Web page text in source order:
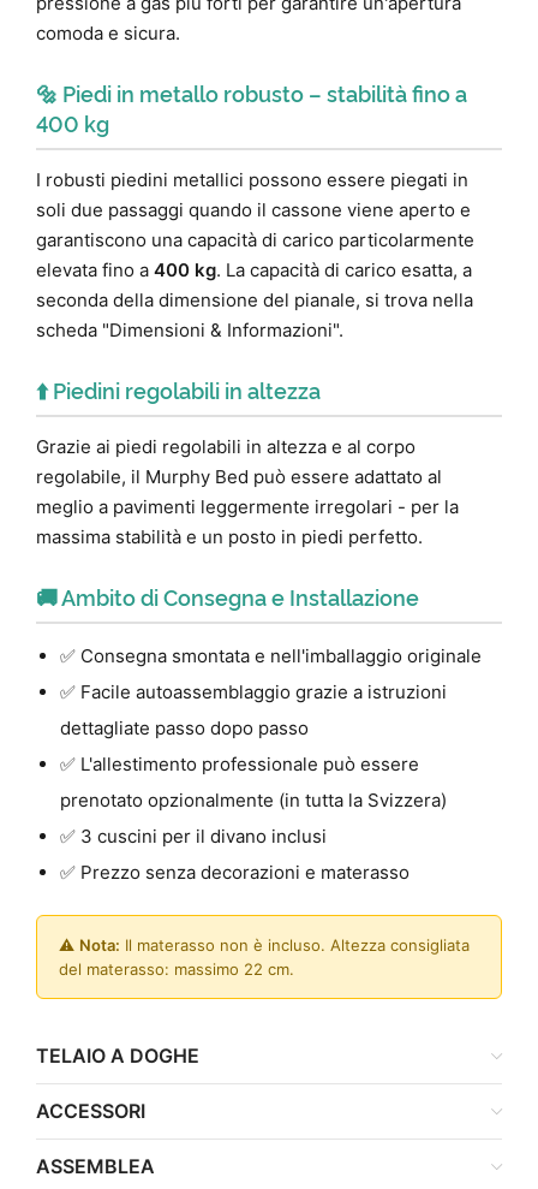
comoda e sicura.
🔩 Piedi in metallo robusto – stabilità fino a
400 kg
I robusti piedini metallici possono essere piegati in
soli due passaggi quando il cassone viene aperto e
garantiscono una capacità di carico particolarmente
elevata fino a 400 kg. La capacità di carico esatta, a
seconda della dimensione del pianale, si trova nella
scheda "Dimensioni & Informazioni".
⬆️ Piedini regolabili in altezza
Grazie ai piedi regolabili in altezza e al corpo
regolabile, il Murphy Bed può essere adattato al
meglio a pavimenti leggermente irregolari - per la
massima stabilità e un posto in piedi perfetto.
🚚 Ambito di Consegna e Installazione
✅ Consegna smontata e nell'imballaggio originale
✅ Facile autoassemblaggio grazie a istruzioni
dettagliate passo dopo passo
✅ L'allestimento professionale può essere
prenotato opzionalmente (in tutta la Svizzera)
✅ 3 cuscini per il divano inclusi
✅ Prezzo senza decorazioni e materasso
⚠️ Nota: Il materasso non è incluso. Altezza consigliata
del materasso: massimo 22 cm.
TELAIO A DOGHE
ACCESSORI
ASSEMBLEA